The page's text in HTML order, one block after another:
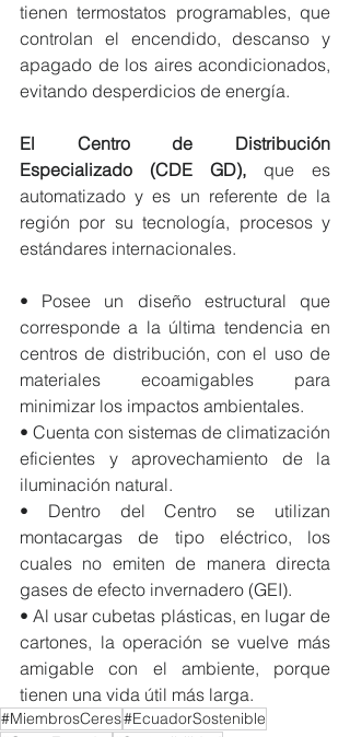
tienen termostatos programables, que
controlan el encendido, descanso y
apagado de los aires acondicionados,
evitando desperdicios de energía.
El Centro de Distribución
Especializado (CDE GD), que es
automatizado y es un referente de la
región por su tecnología, procesos y
estándares internacionales.
• Posee un diseño estructural que
corresponde a la última tendencia en
centros de distribución, con el uso de
materiales ecoamigables para
minimizar los impactos ambientales.
• Cuenta con sistemas de climatización
eficientes y aprovechamiento de la
iluminación natural.
• Dentro del Centro se utilizan
montacargas de tipo eléctrico, los
cuales no emiten de manera directa
gases de efecto invernadero (GEI).
• Al usar cubetas plásticas, en lugar de
cartones, la operación se vuelve más
amigable con el ambiente, porque
tienen una vida útil más larga.
#MiembrosCeres#EcuadorSostenible